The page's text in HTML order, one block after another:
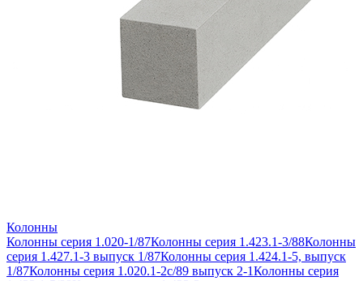
Колонны
Колонны серия 1.020-1/87Колонны серия 1.423.1-3/88Колонны
серия 1.427.1-3 выпуск 1/87Колонны серия 1.424.1-5, выпуск
1/87Колонны серия 1.020.1-2с/89 выпуск 2-1Колонны серия